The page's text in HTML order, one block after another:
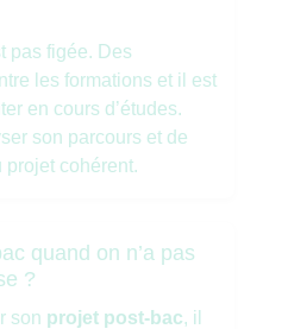
pas figée. Des
les formations et il est
en cours d’études.
son parcours et de
projet cohérent.
quand on n’a pas
?
son projet post-bac, il